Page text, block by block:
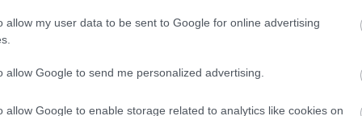
allow my user data to be sent to Google for online advertising
allow Google to send me personalized advertising.
allow Google to enable storage related to analytics like cookies on
4. Stresszkezelés: A személyiségfejlesztés
készségek, segítenek az egyénnek a stressz